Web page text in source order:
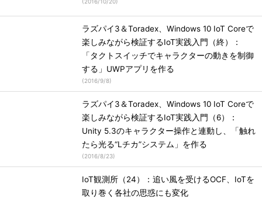
ラズパイ3＆Toradex、Windows 10 IoT Coreで
楽しみながら検証するIoT実践入門（終）：
「タクトスイッチでキャラクターの動きを制御
する」UWPアプリを作る
(2016/9/8)
ラズパイ3＆Toradex、Windows 10 IoT Coreで
楽しみながら検証するIoT実践入門（6）：
Unity 5.3のキャラクター操作と連動し、「触れ
たら光る“Lチカ”システム」を作る
(2016/8/23)
IoT観測所（24）：追い風を受けるOCF、IoTを
取り巻く各社の思惑にも変化